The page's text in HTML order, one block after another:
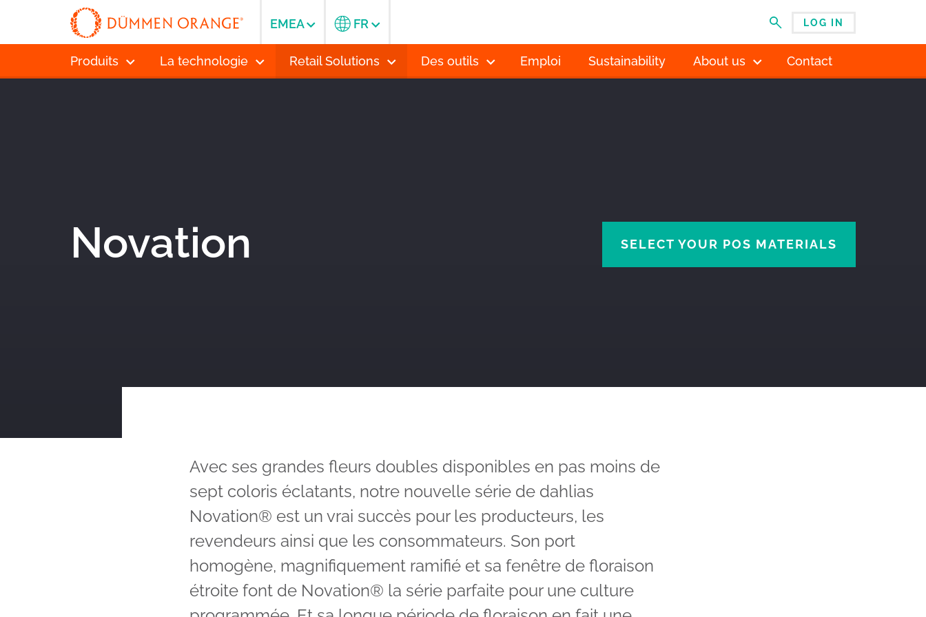
LOG IN
MENU
Produits La technologie Retail Solutions Des outils Emploi Sustainability About us Contact
EMEA FR
SELECT YOUR POS MATERIALS
Novation
Avec ses grandes fleurs doubles disponibles en pas moins de
sept coloris éclatants, notre nouvelle série de dahlias
Novation® est un vrai succès pour les producteurs, les
revendeurs ainsi que les consommateurs. Son port
homogène, magnifiquement ramifié et sa fenêtre de floraison
étroite font de Novation® la série parfaite pour une culture